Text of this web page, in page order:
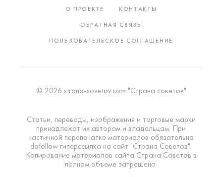
О ПРОЕКТЕ
КОНТАКТЫ
ОБРАТНАЯ СВЯЗЬ
ПОЛЬЗОВАТЕЛЬСКОЕ СОГЛАШЕНИЕ
© 2026 strana-sovetov.com "Страна советов"
Статьи, переводы, изображения и торговые марки
принадлежат их авторам и владельцам. При
частичной перепечатке материалов обязательна
dofollow гиперссылка на сайт "Страна Советов".
Копирование материалов сайта Страна Советов в
полном объеме запрещено.